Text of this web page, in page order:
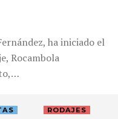
ha iniciado el
Rocambola
RODAJES